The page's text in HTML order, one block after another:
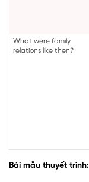
What were family
relations like then?
Bài mẫu thuyết trình: